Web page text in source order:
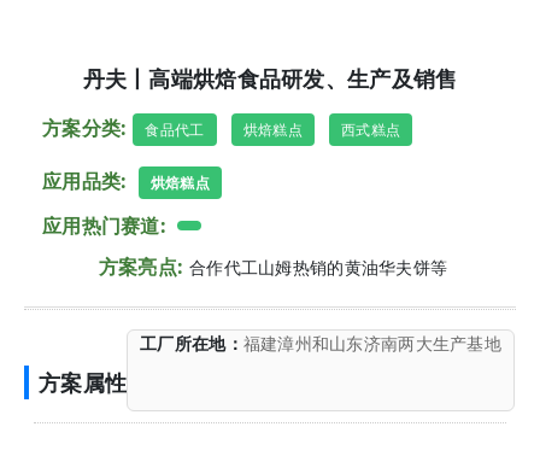
丹夫丨高端烘焙食品研发、生产及销售
方案分类: 食品代工 烘焙糕点 西式糕点
应用品类: 烘焙糕点
应用热门赛道:
方案亮点: 合作代工山姆热销的黄油华夫饼等
方案属性
工厂所在地： 福建漳州和山东济南两大生产基地